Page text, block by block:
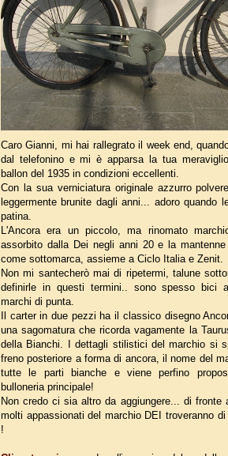
Caro Gianni, mi hai rallegrato il week end,
dal telefonino e mi è apparsa la tua
ballon del 1935 in condizioni eccellenti.
Con la sua verniciatura originale azzurro
leggermente brunite dagli anni... adoro quando
patina.
L'Ancora era un piccolo, ma rinomato
assorbito dalla Dei negli anni 20 e la
come sottomarca, assieme a Ciclo Italia e Zenit.
Non mi santecherò mai di ripetermi, talune
definirle in questi termini.. sono spesso bici
marchi di punta.
Il carter in due pezzi ha il classico disegno
una sagomatura che ricorda vagamente la
della Bianchi. I dettagli stilistici del marchio si
freno posteriore a forma di ancora, il nome del
tutte le parti bianche e viene perfino
bulloneria principale!
Non credo ci sia altro da aggiungere... di fronte
molti appassionati del marchio DEI troveranno
!